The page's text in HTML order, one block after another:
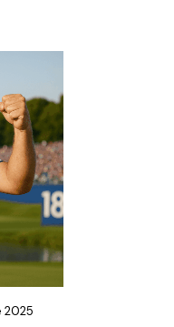
2025